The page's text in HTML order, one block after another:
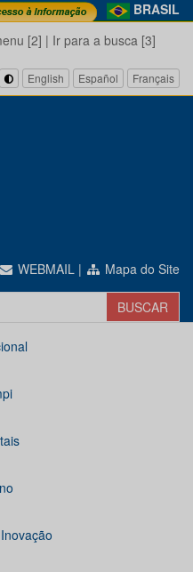
BRASIL
[2] | Ir para a busca [3]
English Español Français
WEBMAIL | Mapa do Site